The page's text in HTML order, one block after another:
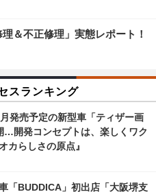
＆不正修理」実態レポート！
スランキング
発売予定の新型車「ティザー画
…開発コンセプトは、楽しくワク
カらしさの原点』
「BUDDICA」初出店「大阪堺支